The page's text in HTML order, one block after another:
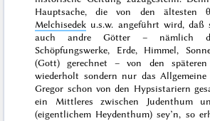
Hauptsache, die von den ältesten
Melchisedek u.s.w. angeführt wird,
auch andre Götter – nämlich
Schöpfungswerke, Erde, Himmel,
(Gott) gerechnet – von den späteren
wiederholt sondern nur das
Gregor schon von den Hypsistariern
ein Mittleres zwischen Judenthum
(eigentlichem Heydenthum) sey’n, so